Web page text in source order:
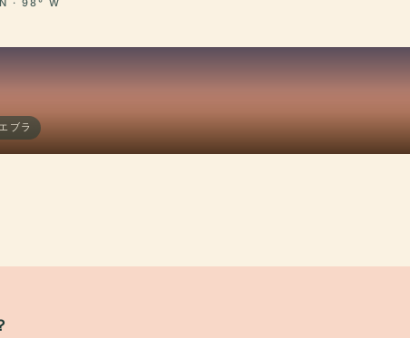
· 98° W
ブラ